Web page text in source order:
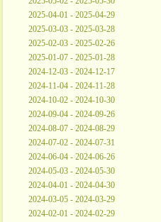
2025-04-01 - 2025-04-29
2025-03-03 - 2025-03-28
2025-02-03 - 2025-02-26
2025-01-07 - 2025-01-28
2024-12-03 - 2024-12-17
2024-11-04 - 2024-11-28
2024-10-02 - 2024-10-30
2024-09-04 - 2024-09-26
2024-08-07 - 2024-08-29
2024-07-02 - 2024-07-31
2024-06-04 - 2024-06-26
2024-05-03 - 2024-05-30
2024-04-01 - 2024-04-30
2024-03-05 - 2024-03-29
2024-02-01 - 2024-02-29